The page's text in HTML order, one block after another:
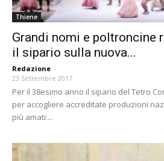
Thiene
Grandi nomi e poltroncine
il sipario sulla nuova...
Redazione -
23 Settembre 2017
Per il 38esimo anno il sipario del Tetro
per accogliere accreditate produzioni
più amati:...